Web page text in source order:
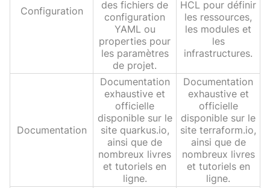
Configuration
des fichiers de
configuration
YAML ou
properties pour
les paramètres
de projet.
HCL pour définir
les ressources,
les modules et
les
infrastructures.
Documentation
Documentation
exhaustive et
officielle
disponible sur le
site quarkus.io,
ainsi que de
nombreux livres
et tutoriels en
ligne.
Documentation
exhaustive et
officielle
disponible sur le
site terraform.io,
ainsi que de
nombreux livres
et tutoriels en
ligne.